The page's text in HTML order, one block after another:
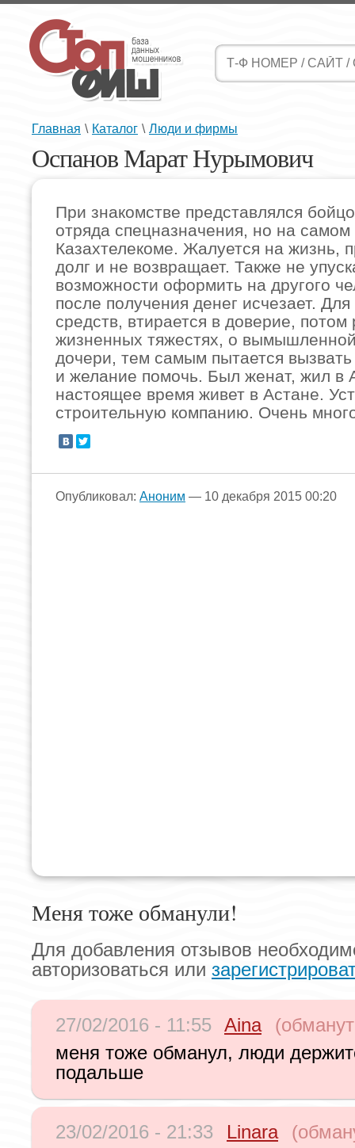
Главная \ Каталог \ Люди и фирмы
Оспанов Марат Нурымович
При знакомстве представлялся
отряда спецназначения, но на
Казахтелекоме. Жалуется на жизнь,
долг и не возвращает. Также не
возможности оформить на другого
после получения денег исчезает.
средств, втирается в доверие, потом
жизненных тяжестях, о
дочери, тем самым пытается
и желание помочь. Был женат, жил в
настоящее время живет в Астане.
строительную компанию. Очень
Опубликовал: Аноним — 10 декабря 2015 00:20
Меня тоже обманули!
Для добавления отзывов
авторизоваться или
27/02/2016 - 11:55 Aina
меня тоже обманул, люди
подальше
23/02/2016 - 21:33 Linara